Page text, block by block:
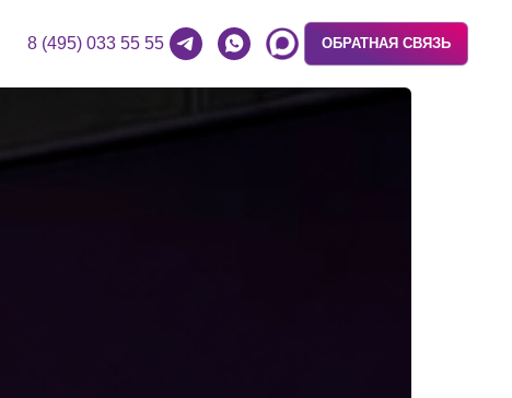
8 (495) 033 55 55 ОБРАТНАЯ СВЯЗЬ